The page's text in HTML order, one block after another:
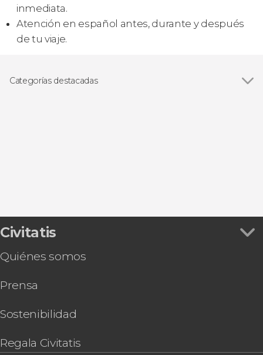
inmediata.
Atención en español antes, durante y después
de tu viaje.
Categorías destacadas
Civitatis
Quiénes somos
Prensa
Sostenibilidad
Regala Civitatis